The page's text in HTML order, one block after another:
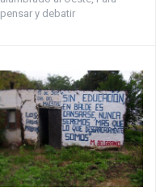
pensar y debatir